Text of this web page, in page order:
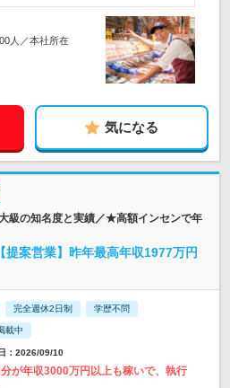
人／本社所在
気になる
級の知名度と実績／★高額インセンで年
案営業】昨年最高年収1977万円
完全週休2日制 学歴不問
載中
：2026/09/10
が年収3000万円以上も稼いで、執行